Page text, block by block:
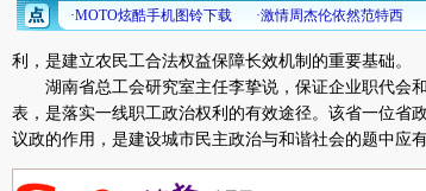
利，是建立农民工合法权益保障长效机制的重要基础。
湖南省总工会研究室主任李挚说，保证企业职代会
表，是落实一线职工政治权利的有效途径。该省一位省
议政的作用，是建设城市民主政治与和谐社会的题中应有